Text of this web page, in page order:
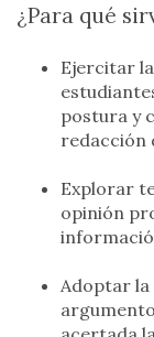
¿Para qué
Ejercitar
postura y
redacción
Explorar
opinión
Adoptar